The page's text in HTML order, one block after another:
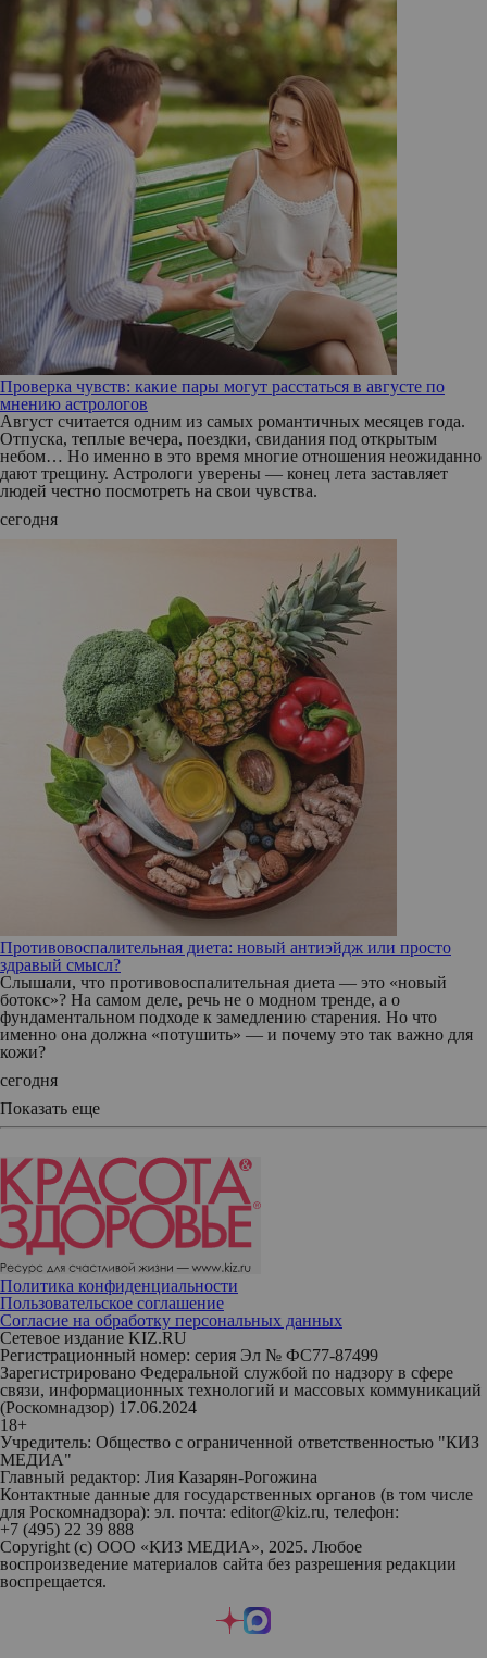
Проверка чувств: какие пары могут расстаться в августе по
мнению астрологов
Август считается одним из самых романтичных месяцев года.
Отпуска, теплые вечера, поездки, свидания под открытым
небом… Но именно в это время многие отношения неожиданно
дают трещину. Астрологи уверены — конец лета заставляет
людей честно посмотреть на свои чувства.
сегодня
Противовоспалительная диета: новый антиэйдж или просто
здравый смысл?
Слышали, что противовоспалительная диета — это «новый
ботокс»? На самом деле, речь не о модном тренде, а о
фундаментальном подходе к замедлению старения. Но что
именно она должна «потушить» — и почему это так важно для
кожи?
сегодня
Показать еще
Политика конфиденциальности
Пользовательское соглашение
Согласие на обработку персональных данных
Сетевое издание KIZ.RU
Регистрационный номер: серия Эл № ФС77-87499
Зарегистрировано Федеральной службой по надзору в сфере
связи, информационных технологий и массовых коммуникаций
(Роскомнадзор) 17.06.2024
18+
Учредитель: Общество с ограниченной ответственностью "КИЗ
МЕДИА"
Главный редактор: Лия Казарян-Рогожина
Контактные данные для государственных органов (в том числе
для Роскомнадзора): эл. почта: editor@kiz.ru, телефон:
+7 (495) 22 39 888
Copyright (с) ООО «КИЗ МЕДИА», 2025. Любое
воспроизведение материалов сайта без разрешения редакции
воспрещается.